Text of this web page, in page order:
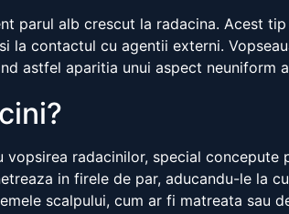
parul alb crescut la radacina. Acest
contactul cu agentii externi.
astfel aparitia unui aspect neuniform
radacinilor, special
in firele de par, aducandu-le la
scalpului, cum ar fi matreata sau